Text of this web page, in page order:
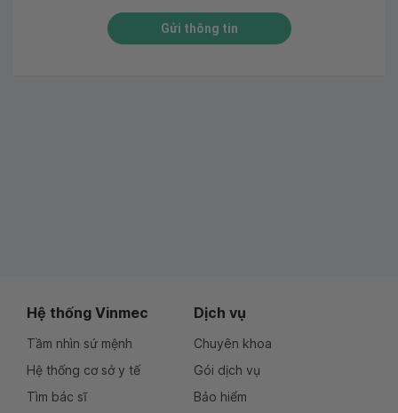
Gửi thông tin
Hệ thống Vinmec
Tầm nhìn sứ mệnh
Hệ thống cơ sở y tế
Tìm bác sĩ
Dịch vụ
Chuyên khoa
Gói dịch vụ
Bảo hiểm